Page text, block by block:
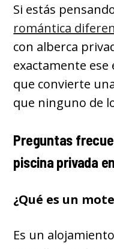
Si estás
romántica
con alberca
exactamente
que convierte
que ninguno de
Preguntas
piscina privada
¿Qué es un
Es un